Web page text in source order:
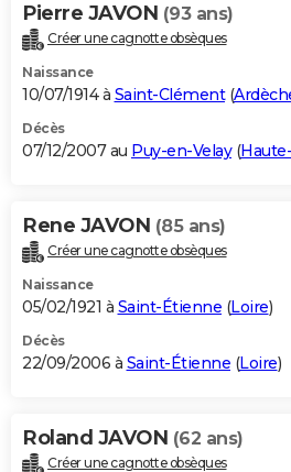
Pierre JAVON (93 ans)
Créer une cagnotte obsèques
Naissance
10/07/1914 à Saint-Clément(
Décès
07/12/2007 au Puy-en-Velay(
Rene JAVON (85 ans)
Créer une cagnotte obsèques
Naissance
05/02/1921 à Saint-Étienne (Loire)
Décès
22/09/2006 à Saint-Étienne (Loire)
Roland JAVON (62 ans)
Créer une cagnotte obsèques